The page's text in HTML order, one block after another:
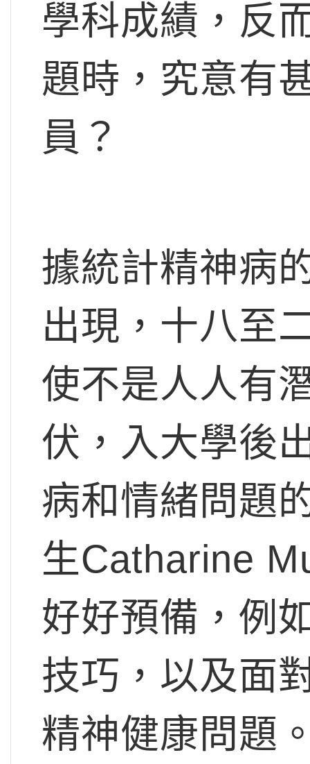
學科成績，反
題時，究意有
員？
據統計精神病
出現，十八至
使不是人人有
伏，入大學後
病和情緒問題
生Catharine
好好預備，例
技巧，以及面
精神健康問題